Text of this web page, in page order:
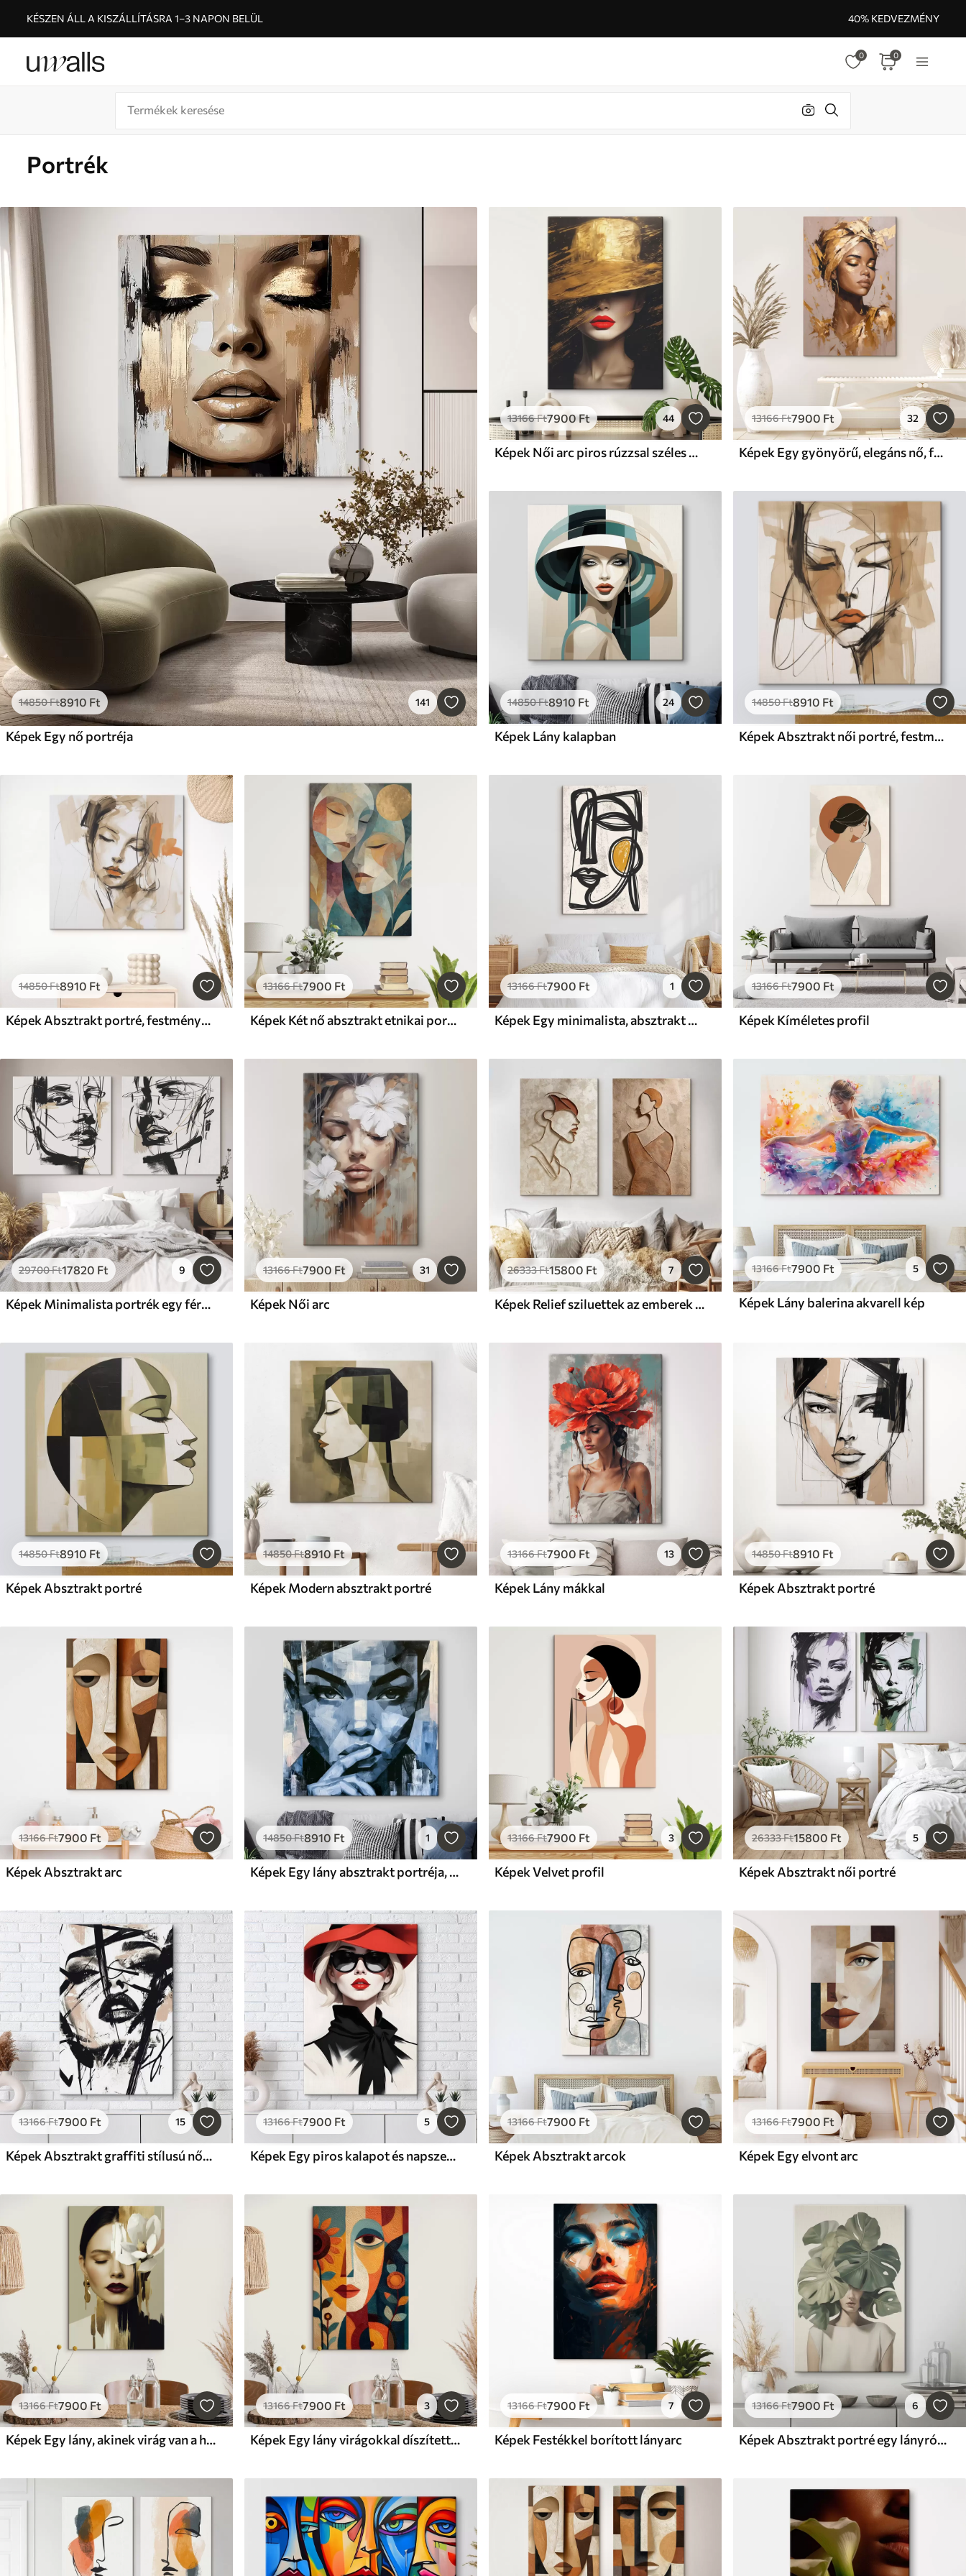
KÉSZEN ÁLL A KISZÁLLÍTÁSRA 1–3 NAPON BELÜL 40% KEDVEZMÉNY
0 0
Portrék
14850Ft8910 Ft 141
Képek Egy nő portréja
13166Ft7900Ft 44
Képek Női arc piros rúzzsal széles kalap alatt
13166Ft7900 Ft 32
Képek Egy gyönyörű, elegáns nő, fejkendőt visel
14850Ft8910 Ft 24
Képek Lány kalapban
14850Ft8910 Ft
Képek Absztrakt női portré, festményutánzat
14850Ft8910 Ft
Képek Absztrakt portré, festményutánzat
13166Ft7900 Ft
Képek Két nő absztrakt etnikai portréja
13166Ft7900 Ft 1
Képek Egy minimalista, absztrakt portré
13166Ft7900 Ft
Képek Kíméletes profil
29700Ft17820 Ft 9
Képek Minimalista portrék egy férfiról és egy nőről
13166Ft7900 Ft 31
Képek Női arc
26333Ft15800 Ft 7
Képek Relief sziluettek az emberek minimalista stílusban
13166Ft7900 Ft 5
Képek Lány balerina akvarell kép
14850Ft8910 Ft
Képek Absztrakt portré
14850Ft8910Ft
Képek Modern absztrakt portré
13166Ft7900 Ft 13
Képek Lány mákkal
14850Ft8910 Ft
Képek Absztrakt portré
13166Ft7900 Ft
Képek Absztrakt arc
14850Ft8910 Ft 1
Képek Egy lány absztrakt portréja, átható tekintettel
13166Ft7900 Ft 3
Képek Velvet profil
26333Ft15800 Ft 5
Képek Absztrakt női portré
13166Ft7900 Ft 15
Képek Absztrakt graffiti stílusú nőportré
13166Ft7900 Ft 5
Képek Egy piros kalapot és napszemüveget viselő nő
13166Ft7900 Ft
Képek Absztrakt arcok
13166Ft7900 Ft
Képek Egy elvont arc
13166Ft7900 Ft
Képek Egy lány, akinek virág van a hajában
13166Ft7900 Ft 3
Képek Egy lány virágokkal díszített, etnikai stílusú absztrakt portréja
13166Ft7900 Ft 7
Képek Festékkel borított lányarc
13166Ft7900 Ft 6
Képek Absztrakt portré egy lányról monstera levelekkel